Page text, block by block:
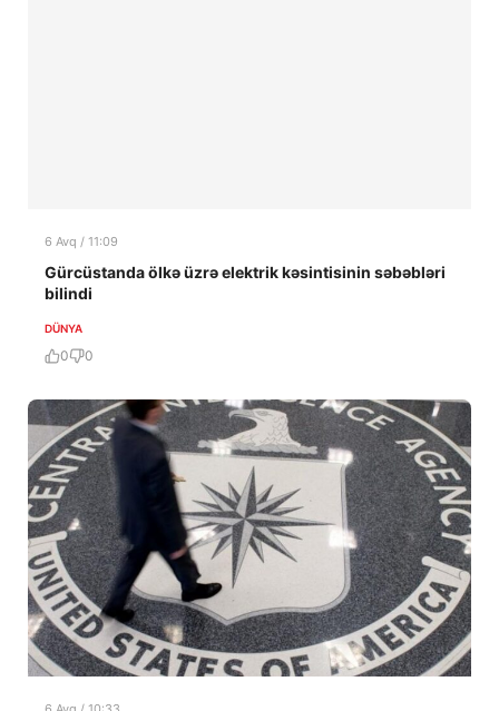
6 Avq / 11:09
Gürcüstanda ölkə üzrə elektrik kəsintisinin səbəbləri
bilindi
DÜNYA
0 0